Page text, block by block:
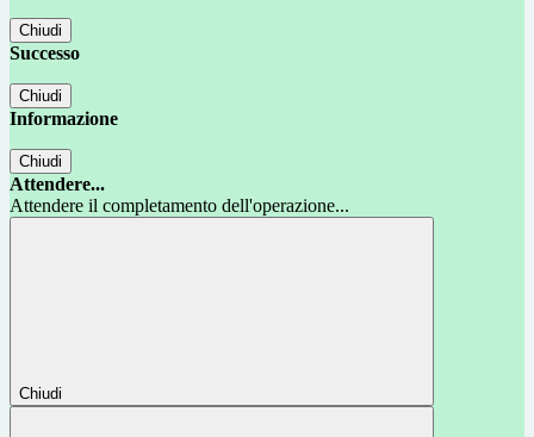
Chiudi
Successo
Chiudi
Informazione
Chiudi
Attendere...
Attendere il completamento dell'operazione...
Chiudi